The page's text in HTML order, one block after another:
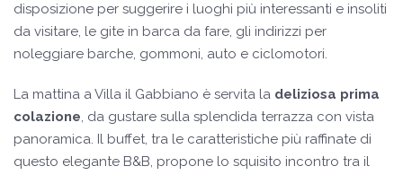
disposizione per suggerire i luoghi più interessanti e insoliti
da visitare, le gite in barca da fare, gli indirizzi per
noleggiare barche, gommoni, auto e ciclomotori.
La mattina a Villa il Gabbiano è servita la deliziosa prima
colazione, da gustare sulla splendida terrazza con vista
panoramica. Il buffet, tra le caratteristiche più raffinate di
questo elegante B&B, propone lo squisito incontro tra il